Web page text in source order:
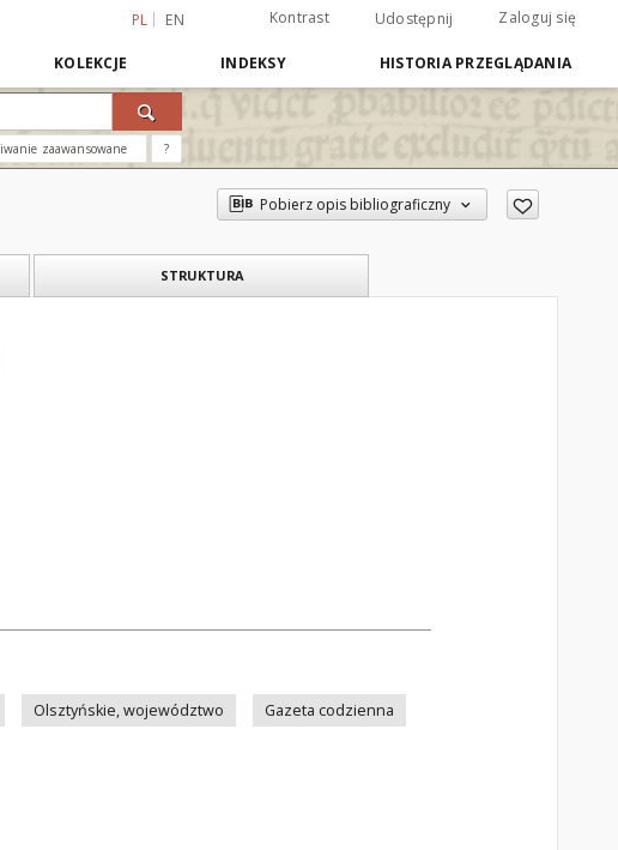
PL EN Kontrast Udostępnij Zaloguj się
KOLEKCJE INDEKSY HISTORIA PRZEGLĄDANIA
zaawansowane ?
Pobierz opis bibliograficzny
STRUKTURA
Olsztyńskie, województwo Gazeta codzienna